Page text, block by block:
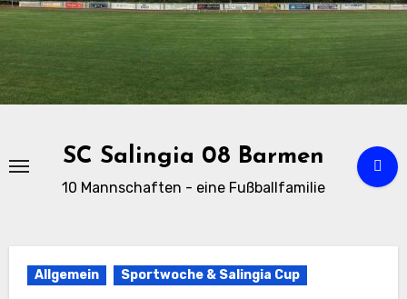
SC Salingia 08 Barmen
10 Mannschaften - eine Fußballfamilie
Allgemein Sportwoche & Salingia Cup